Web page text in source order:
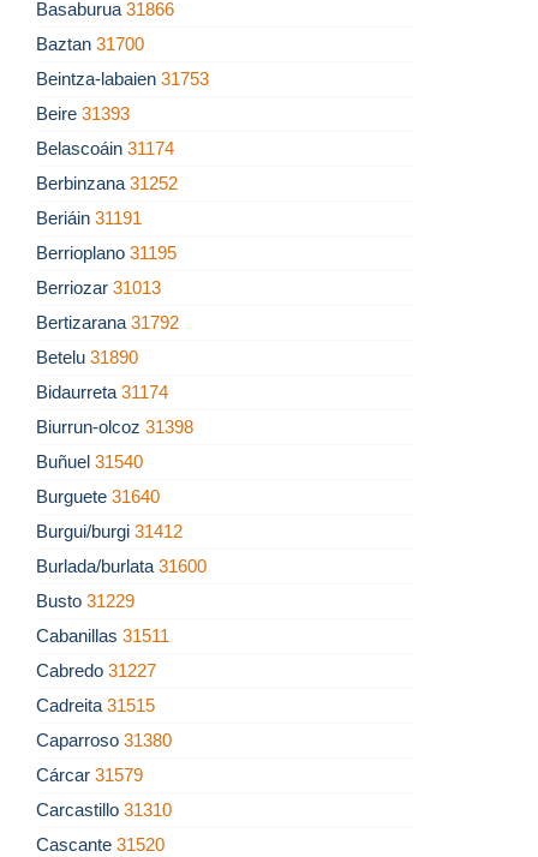
Basaburua 31866
Baztan 31700
Beintza-labaien 31753
Beire 31393
Belascoáin 31174
Berbinzana 31252
Beriáin 31191
Berrioplano 31195
Berriozar 31013
Bertizarana 31792
Betelu 31890
Bidaurreta 31174
Biurrun-olcoz 31398
Buñuel 31540
Burguete 31640
Burgui/burgi 31412
Burlada/burlata 31600
Busto 31229
Cabanillas 31511
Cabredo 31227
Cadreita 31515
Caparroso 31380
Cárcar 31579
Carcastillo 31310
Cascante 31520